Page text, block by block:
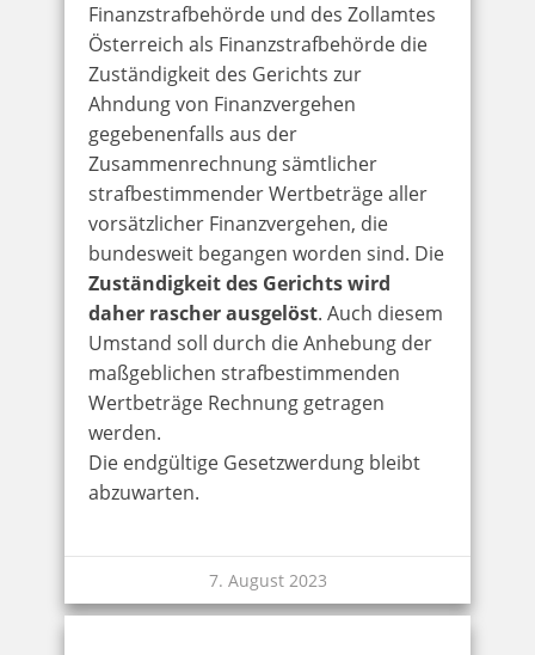
Finanzstrafbehörde und des Zollamtes
Österreich als Finanzstrafbehörde die
Zuständigkeit des Gerichts zur
Ahndung von Finanzvergehen
gegebenenfalls aus der
Zusammenrechnung sämtlicher
strafbestimmender Wertbeträge aller
vorsätzlicher Finanzvergehen, die
bundesweit begangen worden sind. Die
Zuständigkeit des Gerichts wird
daher rascher ausgelöst. Auch diesem
Umstand soll durch die Anhebung der
maßgeblichen strafbestimmenden
Wertbeträge Rechnung getragen
werden.
Die endgültige Gesetzwerdung bleibt
abzuwarten.
7. August 2023